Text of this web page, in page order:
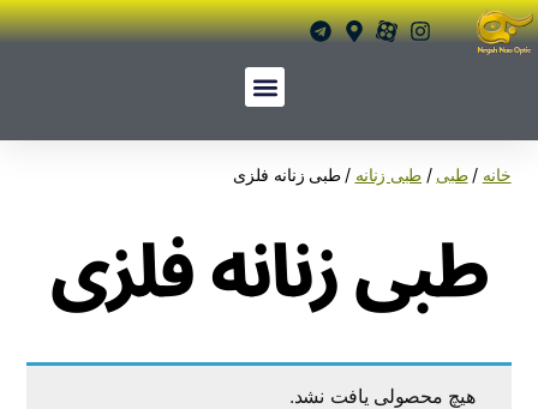
خانه /طبی / طبی زنانه / طبی زنانه فلزی
طبی زنانه فلزی
هیچ محصولی یافت نشد.